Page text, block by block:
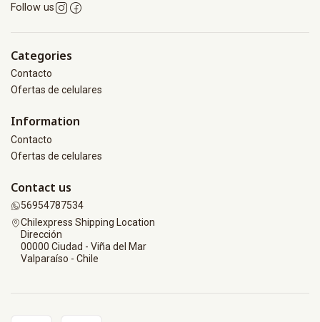
Follow us
Categories
Contacto
Ofertas de celulares
Information
Contacto
Ofertas de celulares
Contact us
56954787534
Chilexpress Shipping Location
Dirección
00000 Ciudad - Viña del Mar
Valparaíso - Chile